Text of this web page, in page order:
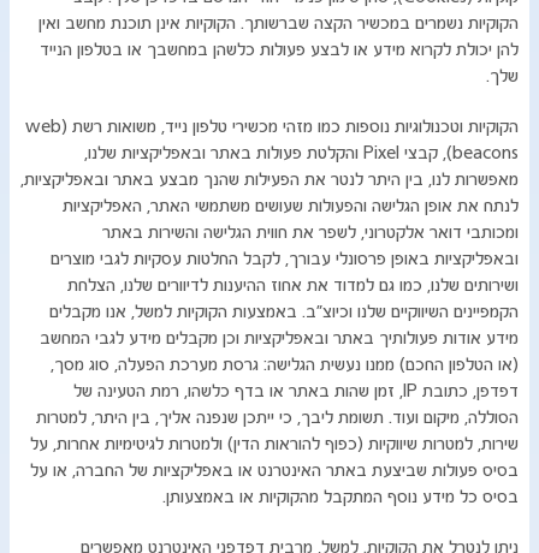
הקוקיות נשמרים במכשיר הקצה שברשותך. הקוקיות אינן תוכנת מחשב ואין
להן יכולת לקרוא מידע או לבצע פעולות כלשהן במחשבך או בטלפון הנייד
שלך.
הקוקיות וטכנולוגיות נוספות כמו מזהי מכשירי טלפון נייד, משואות רשת (web
beacons), קבצי Pixel והקלטת פעולות באתר ובאפליקציות שלנו,
מאפשרות לנו, בין היתר לנטר את הפעילות שהנך מבצע באתר ובאפליקציות,
לנתח את אופן הגלישה והפעולות שעושים משתמשי האתר, האפליקציות
ומכותבי דואר אלקטרוני, לשפר את חווית הגלישה והשירות באתר
ובאפליקציות באופן פרסונלי עבורך, לקבל החלטות עסקיות לגבי מוצרים
ושירותים שלנו, כמו גם למדוד את אחוז ההיענות לדיוורים שלנו, הצלחת
הקמפיינים השיווקיים שלנו וכיוצ"ב. באמצעות הקוקיות למשל, אנו מקבלים
מידע אודות פעולותיך באתר ובאפליקציות וכן מקבלים מידע לגבי המחשב
(או הטלפון החכם) ממנו נעשית הגלישה: גרסת מערכת הפעלה, סוג מסך,
דפדפן, כתובת IP, זמן שהות באתר או בדף כלשהו, רמת הטעינה של
הסוללה, מיקום ועוד. תשומת ליבך, כי ייתכן שנפנה אליך, בין היתר, למטרות
שירות, למטרות שיווקיות (כפוף להוראות הדין) ולמטרות לגיטימיות אחרות, על
בסיס פעולות שביצעת באתר האינטרנט או באפליקציות של החברה, או על
בסיס כל מידע נוסף המתקבל מהקוקיות או באמצעותן.
ניתן לנטרל את הקוקיות. למשל, מרבית דפדפני האינטרנט מאפשרים